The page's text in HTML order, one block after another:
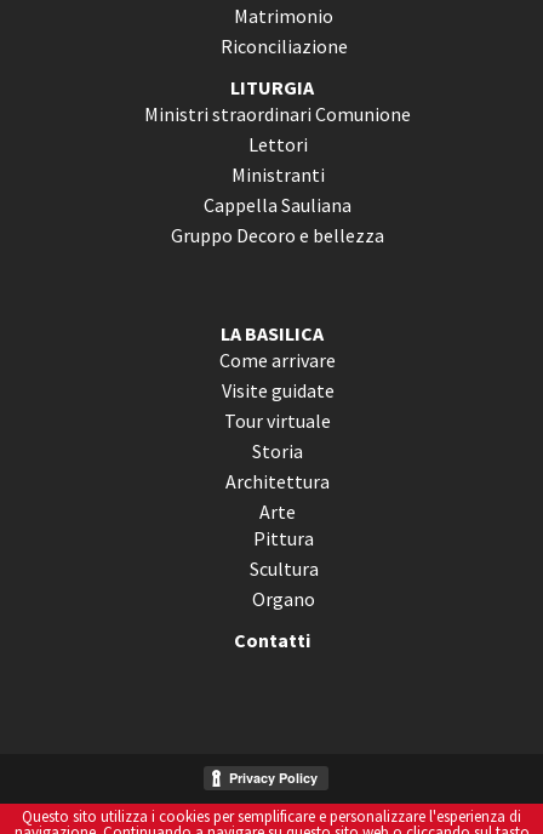
Matrimonio
Riconciliazione
LITURGIA
Ministri straordinari Comunione
Lettori
Ministranti
Cappella Sauliana
Gruppo Decoro e bellezza
LA BASILICA
Come arrivare
Visite guidate
Tour virtuale
Storia
Architettura
Arte
Pittura
Scultura
Organo
Contatti
Informativa Sui Cookies
Questo sito utilizza i cookies per semplificare e personalizzare l'esperienza di